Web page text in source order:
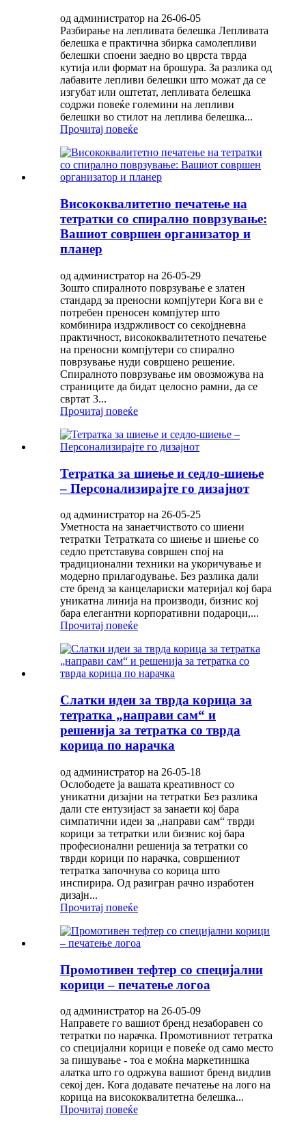
од администратор на 26-06-05
Разбирање на лепливата белешка Лепливата
белешка е практична збирка самолепливи
белешки споени заедно во цврста тврда
кутија или формат на брошура. За разлика од
лабавите лепливи белешки што можат да се
изгубат или оштетат, лепливата белешка
содржи повеќе големини на лепливи
белешки во стилот на леплива белешка...
Прочитај повеќе
Висококвалитетно печатење на
тетратки со спирално поврзување:
Вашиот совршен организатор и
планер
од администратор на 26-05-29
Зошто спиралното поврзување е златен
стандард за преносни компјутери Кога ви е
потребен преносен компјутер што
комбинира издржливост со секојдневна
практичност, висококвалитетното печатење
на преносни компјутери со спирално
поврзување нуди совршено решение.
Спиралното поврзување им овозможува на
страниците да бидат целосно рамни, да се
свртат 3...
Прочитај повеќе
Тетратка за шиење и седло-шиење
– Персонализирајте го дизајнот
од администратор на 26-05-25
Уметноста на занаетчиството со шиени
тетратки Тетратката со шиење и шиење со
седло претставува совршен спој на
традиционални техники на укоричување и
модерно прилагодување. Без разлика дали
сте бренд за канцелариски материјал кој бара
уникатна линија на производи, бизнис кој
бара елегантни корпоративни подароци,...
Прочитај повеќе
Слатки идеи за тврда корица за
тетратка „направи сам“ и
решенија за тетратка со тврда
корица по нарачка
од администратор на 26-05-18
Ослободете ја вашата креативност со
уникатни дизајни на тетратки Без разлика
дали сте ентузијаст за занаети кој бара
симпатични идеи за „направи сам“ тврди
корици за тетратки или бизнис кој бара
професионални решенија за тетратки со
тврди корици по нарачка, совршениот
тетратка започнува со корица што
инспирира. Од разигран рачно изработен
дизајн...
Прочитај повеќе
Промотивен тефтер со специјални
корици – печатење логоа
од администратор на 26-05-09
Направете го вашиот бренд незаборавен со
тетратки по нарачка. Промотивниот тетратка
со специјални корици е повеќе од само место
за пишување - тоа е моќна маркетиншка
алатка што го одржува вашиот бренд видлив
секој ден. Кога додавате печатење на лого на
корица на висококвалитетна белешка...
Прочитај повеќе